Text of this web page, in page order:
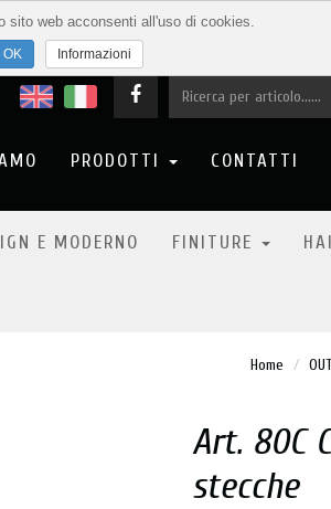
PRODOTTI CONTATTI
E MODERNO FINITURE
Home
Art. 80C
stecche
sito web acconsenti all'uso di cookies.
Informazioni